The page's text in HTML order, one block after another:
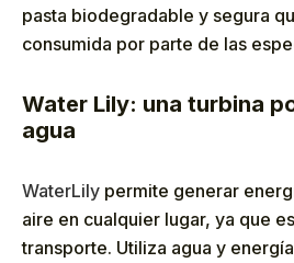
pasta biodegradable y segura
consumida por parte de las
Water Lily: una turbina
agua
WaterLily permite generar
aire en cualquier lugar, ya que
transporte. Utiliza agua y